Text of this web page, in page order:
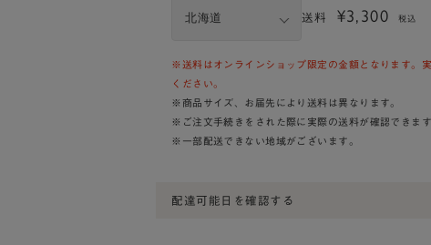
送料 ¥3,300 税込
※送料はオンラインショップ限定の金額となります。
ください。
※商品サイズ、お届先により送料は異なります。
※ご注文手続きをされた際に実際の送料が確認できます
※一部配送できない地域がございます。
配達可能日を確認する